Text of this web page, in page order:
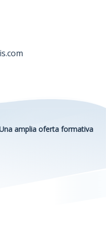
amplia oferta formativa